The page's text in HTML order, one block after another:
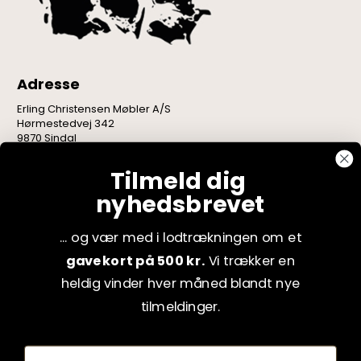
Adresse
Erling Christensen Møbler A/S
Hørmestedvej 342
9870 Sindal
Tilmeld dig
nyhedsbrevet
... og vær med i lodtrækningen om et
gavekort på 500 kr. Vi trækker en
heldig vinder hver måned blandt nye
tilmeldinger.
Fornavn